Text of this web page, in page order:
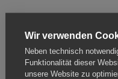
Wir verwenden
Neben technisch
Funktionalität dieser
unsere Website zu